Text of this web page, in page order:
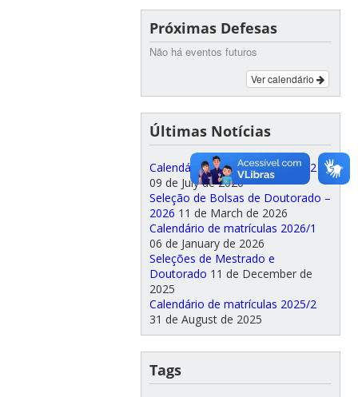
Próximas Defesas
Não há eventos futuros
Ver calendário
Últimas Notícias
Calendário de matrículas 2026/2
09 de July de 2026
Seleção de Bolsas de Doutorado –
2026 11 de March de 2026
Calendário de matrículas 2026/1
06 de January de 2026
Seleções de Mestrado e
Doutorado 11 de December de
2025
Calendário de matrículas 2025/2
31 de August de 2025
Tags